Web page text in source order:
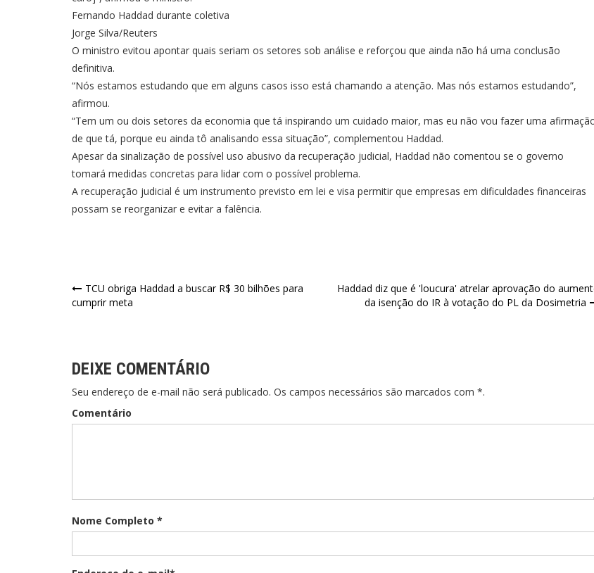
Fernando Haddad durante coletiva
Jorge Silva/Reuters
O ministro evitou apontar quais seriam os setores sob análise e reforçou que ainda não há uma conclusão
definitiva.
“Nós estamos estudando que em alguns casos isso está chamando a atenção. Mas nós estamos estudando”,
afirmou.
“Tem um ou dois setores da economia que tá inspirando um cuidado maior, mas eu não vou fazer uma
de que tá, porque eu ainda tô analisando essa situação”, complementou Haddad.
Apesar da sinalização de possível uso abusivo da recuperação judicial, Haddad não comentou se o governo
tomará medidas concretas para lidar com o possível problema.
A recuperação judicial é um instrumento previsto em lei e visa permitir que empresas em dificuldades financeiras
possam se reorganizar e evitar a falência.
Navegação
TCU obriga Haddad a buscar R$ 30 bilhões para
cumprir meta
Haddad diz que é 'loucura' atrelar aprovação do
da isenção do IR à votação do PL da Dosimetria
DEIXE COMENTÁRIO
Seu endereço de e-mail não será publicado. Os campos necessários são marcados com *.
Comentário
Nome Completo *